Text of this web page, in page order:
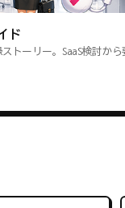
ド
トーリー。SaaS検討か